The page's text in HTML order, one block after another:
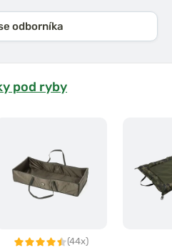
odborníka
pod ryby
(44x)